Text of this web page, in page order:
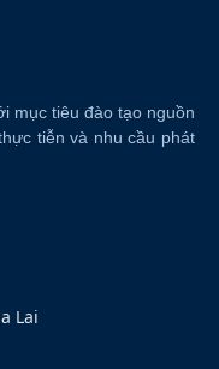
mục tiêu đào tạo nguồn
tiễn và nhu cầu phát
Lai